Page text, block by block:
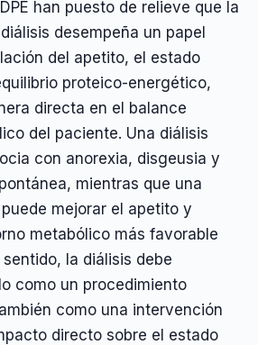
han puesto de relieve que la
desempeña un papel
del apetito, el estado
proteico-energético,
directa en el balance
del paciente. Una diálisis
con anorexia, disgeusia y
mientras que una
mejorar el apetito y
metabólico más favorable
sentido, la diálisis debe
como un procedimiento
como una intervención
directo sobre el estado